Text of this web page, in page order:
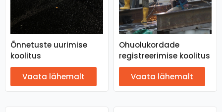
Õnnetuste uurimise
koolitus
Vaata lähemalt
Ohuolukordade
registreerimise koolitus
Vaata lähemalt